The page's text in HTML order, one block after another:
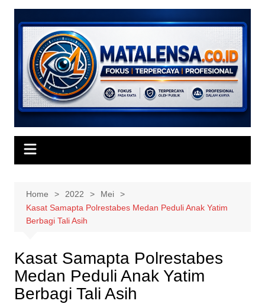
Skip
content
Home 2022
Mei
Kasat Samapta Polrestabes Medan Peduli Anak Yatim
Berbagi Tali Asih
Kasat Samapta Polrestabes
Medan Peduli Anak Yatim
Berbagi Tali Asih